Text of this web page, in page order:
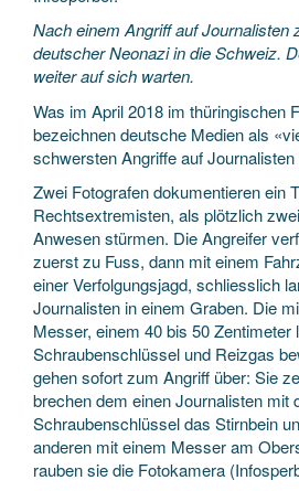
Nach einem Angriff auf Journalisten
deutscher Neonazi in die Schweiz.
weiter auf sich warten.
Was im April 2018 im thüringischen
bezeichnen deutsche Medien als
schwersten Angriffe auf
Zwei Fotografen dokumentieren ein
Rechtsextremisten, als plötzlich
Anwesen stürmen. Die Angreifer
zuerst zu Fuss, dann mit einem
einer Verfolgungsjagd, schliesslich
Journalisten in einem Graben. Die
Messer, einem 40 bis 50 Zentimeter
Schraubenschlüssel und Reizgas
gehen sofort zum Angriff über: Sie
brechen dem einen Journalisten mit
Schraubenschlüssel das Stirnbein
anderen mit einem Messer am
rauben sie die Fotokamera